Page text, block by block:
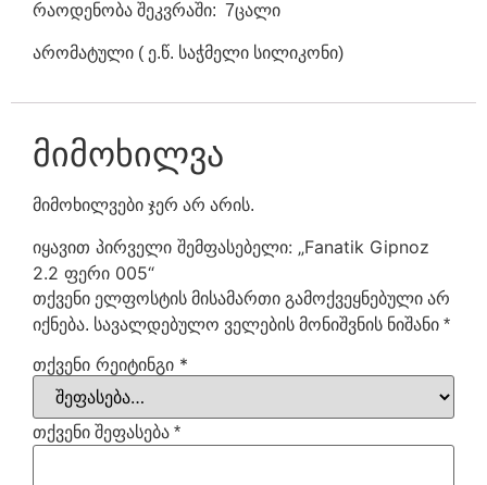
რაოდენობა შეკვრაში: 7ცალი
არომატული ( ე.წ. საჭმელი სილიკონი)
მიმოხილვა
მიმოხილვები ჯერ არ არის.
იყავით პირველი შემფასებელი: „Fanatik Gipnoz
2.2 ფერი 005“
თქვენი ელფოსტის მისამართი გამოქვეყნებული არ
იქნება. სავალდებულო ველების მონიშვნის ნიშანი *
თქვენი რეიტინგი *
თქვენი შეფასება *